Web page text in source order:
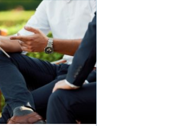
stad. Samtidigt upplever
många att regler,
tillstånd, hyresnivå och
försäkringar känns
krångliga. Med rätt
kunskap gå...